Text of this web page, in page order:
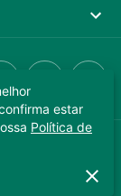
0001-64
estar
Política de